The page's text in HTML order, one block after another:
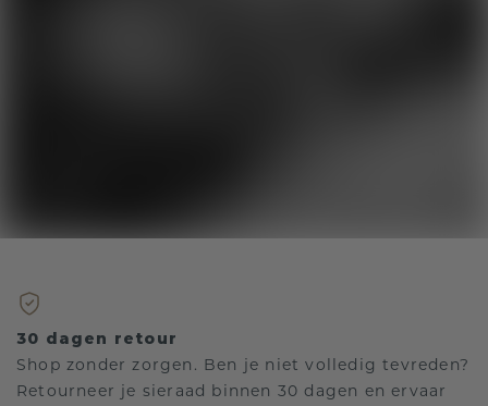
30 dagen retour
Shop zonder zorgen. Ben je niet volledig tevreden?
Retourneer je sieraad binnen 30 dagen en ervaar